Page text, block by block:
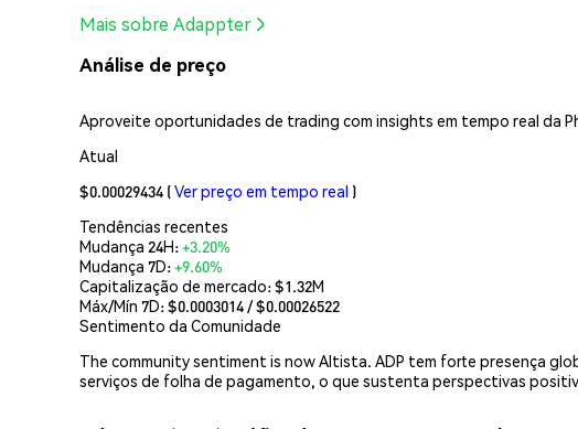
Mais sobre Adappter
Análise de preço
Aproveite oportunidades de trading com insights em tempo real da
Atual
$0.00029434 (Ver preço em tempo real )
Tendências recentes
Mudança 24H:+3.20%
Mudança 7D:+9.60%
Capitalização de mercado:$1.32M
Máx/Mín 7D: $0.0003014/ $0.00026522
Sentimento da Comunidade
The community sentiment is now Altista. ADP tem forte presença
serviços de folha de pagamento, o que sustenta perspectivas